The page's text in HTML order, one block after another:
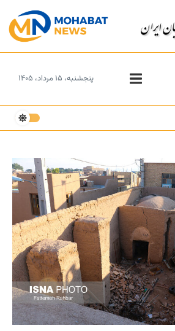
پنجشنبه، ۱۵ مرداد، ۱۴۰۵